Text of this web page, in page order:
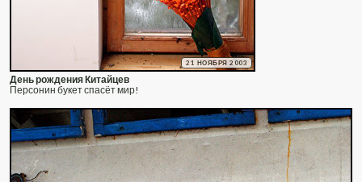
21 НОЯБРЯ 2003
День рождения Китайцев
Персонин букет спасёт мир!